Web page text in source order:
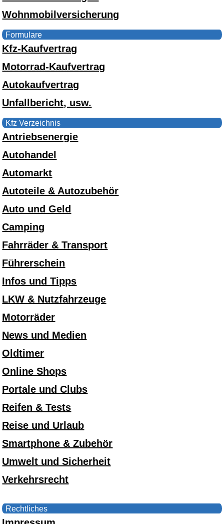
Wohnmobilversicherung
Formulare
Kfz-Kaufvertrag
Motorrad-Kaufvertrag
Autokaufvertrag
Unfallbericht, usw.
Kfz Verzeichnis
Antriebsenergie
Autohandel
Automarkt
Autoteile & Autozubehör
Auto und Geld
Camping
Fahrräder & Transport
Führerschein
Infos und Tipps
LKW & Nutzfahrzeuge
Motorräder
News und Medien
Oldtimer
Online Shops
Portale und Clubs
Reifen & Tests
Reise und Urlaub
Smartphone & Zubehör
Umwelt und Sicherheit
Verkehrsrecht
Rechtliches